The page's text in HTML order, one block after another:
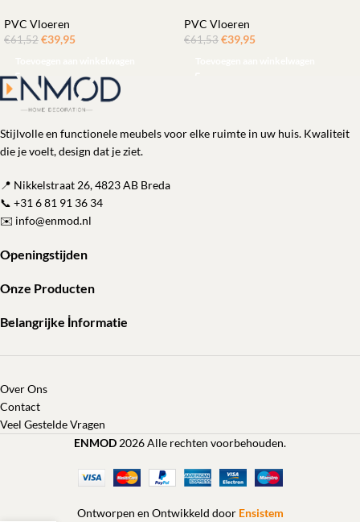
PVC Vloeren
€61,52 €39,95
PVC Vloeren
€61,53 €39,95
Stijlvolle en functionele meubels voor elke ruimte in uw huis. Kwaliteit
die je voelt, design dat je ziet.
📍 Nikkelstraat 26, 4823 AB Breda
📞 +31 6 81 91 36 34
✉️ info@enmod.nl
Openingstijden
Onze Producten
Belangrijke İnformatie
Over Ons
Contact
Veel Gestelde Vragen
ENMOD 2026 Alle rechten voorbehouden.
Ontworpen en Ontwikkeld door Ensistem